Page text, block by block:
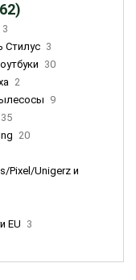
3
3
30
2
9
35
20
Pixel/Unigerz и
EU
3